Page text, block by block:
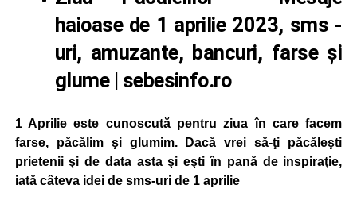
haioase de 1 aprilie2023, sms -
uri, amuzante, bancuri, farse şi
glume | sebesinfo.ro
1 Aprilie este cunoscută pentru ziua în care facem
farse, păcălim şi glumim. Dacă vrei să-ţi păcăleşti
prietenii şi de data asta şi eşti în pană de inspiraţie,
iată câteva idei de sms-uri de 1 aprilie